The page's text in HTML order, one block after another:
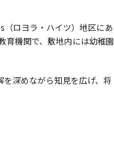
ロヨラ・ハイツ）地区にあ
育機関で、敷地内には幼稚園
深めながら知見を広げ、将